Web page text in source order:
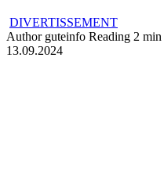
DIVERTISSEMENT
Author guteinfo Reading 2 min
13.09.2024